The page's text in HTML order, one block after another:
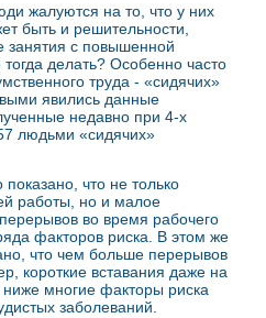
жалуются на то, что у них
быть и решительности,
занятия с повышенной
делать? Особенно часто
труда - «сидячих»
явились данные
недавно при 4-х
людьми «сидячих»
что не только
работы, но и малое
во время рабочего
факторов риска. В этом же
что чем больше перерывов
короткие вставания даже на
ниже многие факторы риска
заболеваний.